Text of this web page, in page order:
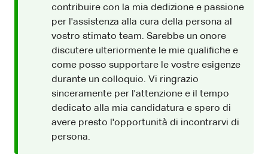
contribuire con la mia dedizione e passione
per l'assistenza alla cura della persona al
vostro stimato team. Sarebbe un onore
discutere ulteriormente le mie qualifiche e
come posso supportare le vostre esigenze
durante un colloquio. Vi ringrazio
sinceramente per l'attenzione e il tempo
dedicato alla mia candidatura e spero di
avere presto l'opportunità di incontrarvi di
persona.